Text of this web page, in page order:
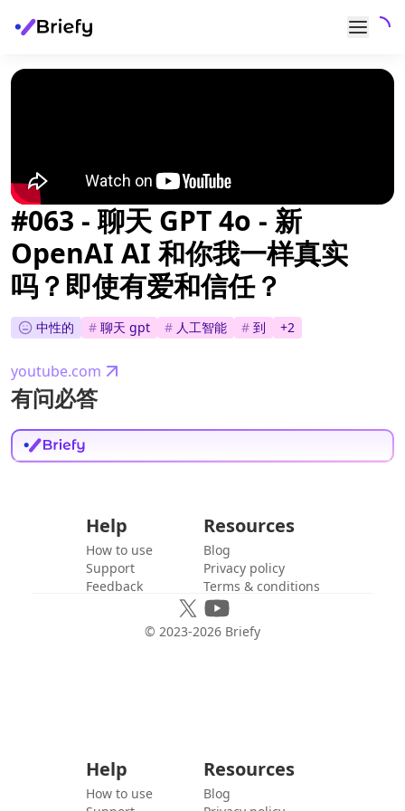
#063 - 聊天 GPT 4o - 新
OpenAI AI 和你我一样真实
吗？即使有爱和信任？
中性的 # 聊天 gpt # 人工智能 # 到 +2
youtube.com
有问必答
Help
How to use
Support
Feedback
Resources
Blog
Privacy policy
Terms & conditions
© 2023-2026 Briefy
Help
How to use
Resources
Blog